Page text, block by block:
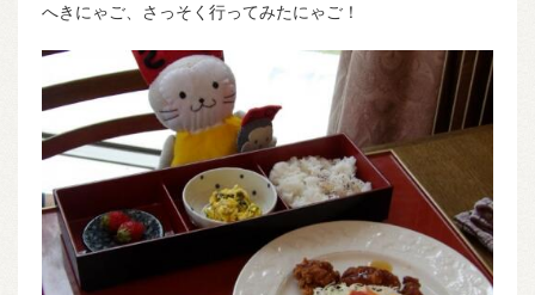
へきにゃご、さっそく行ってみたにゃご！